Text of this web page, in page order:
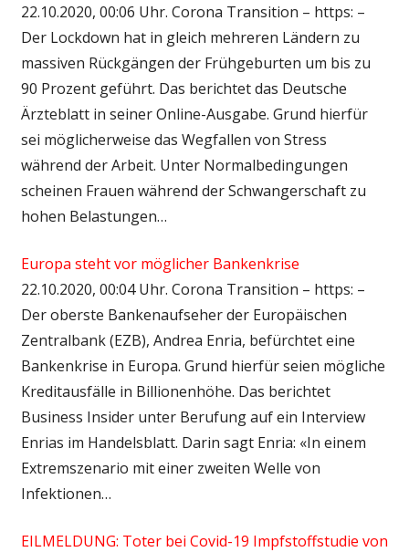
22.10.2020, 00:06 Uhr. Corona Transition – https: –
Der Lockdown hat in gleich mehreren Ländern zu
massiven Rückgängen der Frühgeburten um bis zu
90 Prozent geführt. Das berichtet das Deutsche
Ärzteblatt in seiner Online-Ausgabe. Grund hierfür
sei möglicherweise das Wegfallen von Stress
während der Arbeit. Unter Normalbedingungen
scheinen Frauen während der Schwangerschaft zu
hohen Belastungen…
Europa steht vor möglicher Bankenkrise
22.10.2020, 00:04 Uhr. Corona Transition – https: –
Der oberste Bankenaufseher der Europäischen
Zentralbank (EZB), Andrea Enria, befürchtet eine
Bankenkrise in Europa. Grund hierfür seien mögliche
Kreditausfälle in Billionenhöhe. Das berichtet
Business Insider unter Berufung auf ein Interview
Enrias im Handelsblatt. Darin sagt Enria: «In einem
Extremszenario mit einer zweiten Welle von
Infektionen…
EILMELDUNG: Toter bei Covid-19 Impfstoffstudie von